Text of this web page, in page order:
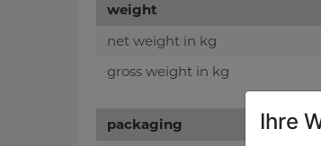
weight
net weight in kg
gross weight in kg
packaging
Ihre